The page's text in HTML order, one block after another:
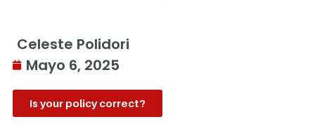
Celeste Polidori
Mayo 6, 2025
Is your policy correct?